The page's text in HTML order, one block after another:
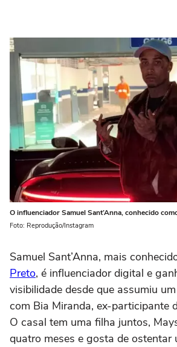
O influenciador Samuel Sant’Anna, conhecido
Foto: Reprodução/Instagram
Samuel Sant’Anna, mais
Preto, é influenciador digital e
visibilidade desde que assumiu
com Bia Miranda, ex-participante
O casal tem uma filha juntos,
quatro meses e gosta de ostentar